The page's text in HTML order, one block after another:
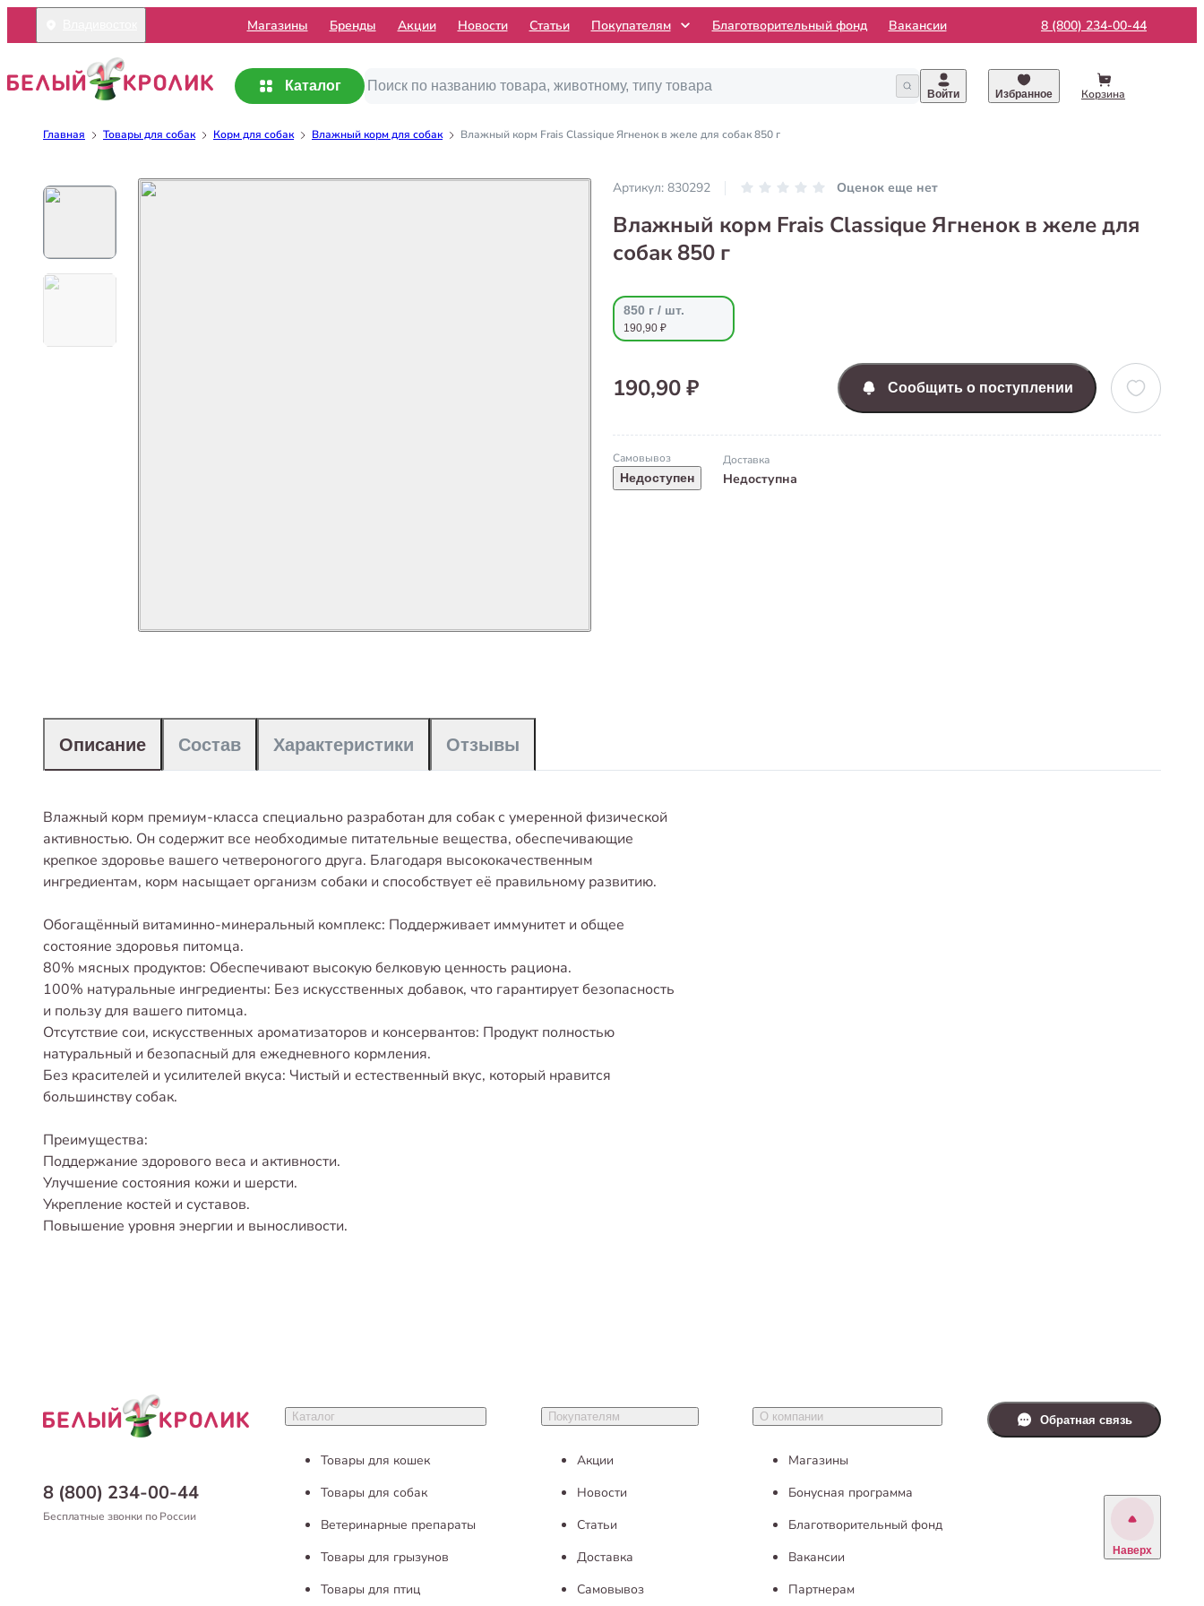
Mагазины Бренды Акции Новости Статьи Покупателям Благотворительный фонд Вакансии 8 (800) 234-00-44
Каталог
Войти Избранное Корзина
Главная Товары для собак Корм для собак Влажный корм для собак Влажный корм Frais Classique Ягненок в желе для собак 850 г
Артикул: 830292 Оценок еще нет
Влажный корм Frais Classique Ягненок в желе для
собак 850 г
850 г / шт.
190,90 ₽
190,90 ₽ Сообщить о поступлении
Самовывоз
Недоступен
Доставка
Недоступна
Описание Состав Характеристики Отзывы
Влажный корм премиум-класса специально разработан для собак с умеренной физической
активностью. Он содержит все необходимые питательные вещества, обеспечивающие
крепкое здоровье вашего четвероногого друга. Благодаря высококачественным
ингредиентам, корм насыщает организм собаки и способствует её правильному развитию.
Обогащённый витаминно-минеральный комплекс: Поддерживает иммунитет и общее
состояние здоровья питомца.
80% мясных продуктов: Обеспечивают высокую белковую ценность рациона.
100% натуральные ингредиенты: Без искусственных добавок, что гарантирует безопасность
и пользу для вашего питомца.
Отсутствие сои, искусственных ароматизаторов и консервантов: Продукт полностью
натуральный и безопасный для ежедневного кормления.
Без красителей и усилителей вкуса: Чистый и естественный вкус, который нравится
большинству собак.
Преимущества:
Поддержание здорового веса и активности.
Улучшение состояния кожи и шерсти.
Укрепление костей и суставов.
Повышение уровня энергии и выносливости.
8 (800) 234-00-44
Бесплатные звонки по России
Каталог
Товары для кошек
Товары для собак
Ветеринарные препараты
Товары для грызунов
Товары для птиц
Покупателям
Акции
Новости
Статьи
Доставка
Самовывоз
О компании
Магазины
Бонусная программа
Благотворительный фонд
Вакансии
Партнерам
Обратная связь
Наверх